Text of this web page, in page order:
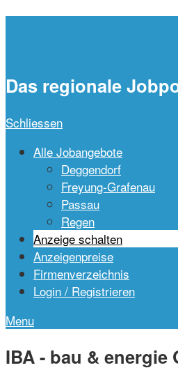
Das regionale
Schliessen
Alle Jobangebote
Deggendorf
Freyung-Grafenau
Passau
Regen
Anzeige schalten
Anzeigenpreise
Firmenverzeichnis
Login / Registrieren
Menu
IBA - bau & energie